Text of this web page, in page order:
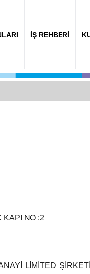
İŞ REHBERİ
KAPI NO :2
LİMİTED